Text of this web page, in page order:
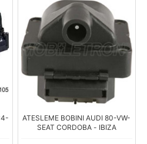
ATESLEME BOBINI AUDI 80-VW-
SEAT CORDOBA - IBIZA